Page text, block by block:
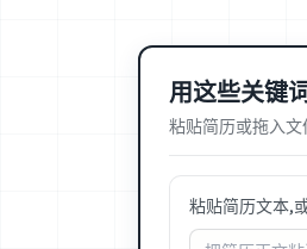
用这些关键
粘贴简历或拖入
粘贴简历文本,